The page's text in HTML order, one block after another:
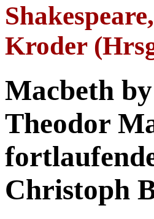
Kroder
Macbeth
Theodor
Christoph